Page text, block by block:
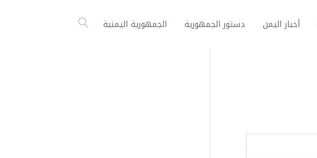
أخبار اليمن دستور الجمهورية الجمهورية اليمنية